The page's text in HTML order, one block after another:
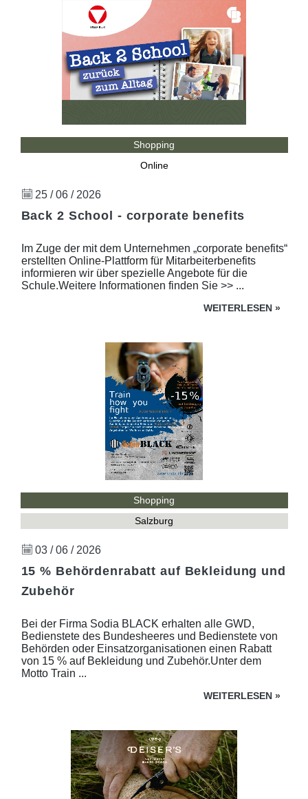
Shopping
Online
25 / 06 / 2026
Back 2 School - corporate benefits
Im Zuge der mit dem Unternehmen „corporate benefits“
erstellten Online-Plattform für Mitarbeiterbenefits
informieren wir über spezielle Angebote für die
Schule.Weitere Informationen finden Sie >> ...
WEITERLESEN »
Shopping
Salzburg
03 / 06 / 2026
15 % Behördenrabatt auf Bekleidung und
Zubehör
Bei der Firma Sodia BLACK erhalten alle GWD,
Bedienstete des Bundesheeres und Bedienstete von
Behörden oder Einsatzorganisationen einen Rabatt
von 15 % auf Bekleidung und Zubehör.Unter dem
Motto Train ...
WEITERLESEN »